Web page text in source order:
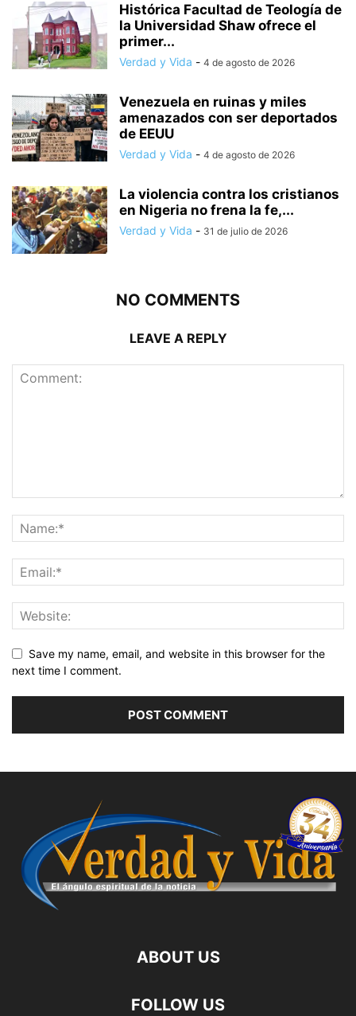
Histórica Facultad de Teología de
la Universidad Shaw ofrece el
primer...
Verdad y Vida - 4 de agosto de 2026
Venezuela en ruinas y miles
amenazados con ser deportados
de EEUU
Verdad y Vida - 4 de agosto de 2026
La violencia contra los cristianos
en Nigeria no frena la fe,...
Verdad y Vida - 31 de julio de 2026
NO COMMENTS
LEAVE A REPLY
Save my name, email, and website in this browser for the
next time I comment.
ABOUT US
FOLLOW US